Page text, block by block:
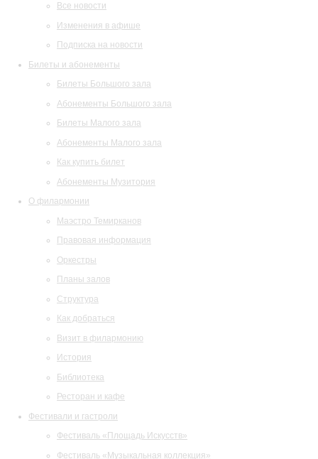
Все новости
Изменения в афише
Подписка на новости
Билеты и абонементы
Билеты Большого зала
Абонементы Большого зала
Билеты Малого зала
Абонементы Малого зала
Как купить билет
Абонементы Музитория
О филармонии
Маэстро Темирканов
Правовая информация
Оркестры
Планы залов
Структура
Как добраться
Визит в филармонию
История
Библиотека
Ресторан и кафе
Фестивали и гастроли
Фестиваль «Площадь Искусств»
Фестиваль «Музыкальная коллекция»